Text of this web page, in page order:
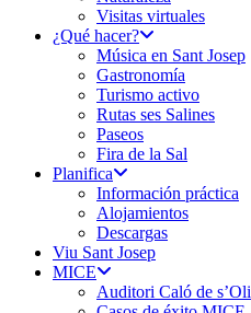
Visitas virtuales
¿Qué hacer?
Música en Sant Josep
Gastronomía
Turismo activo
Rutas ses Salines
Paseos
Fira de la Sal
Planifica
Información práctica
Alojamientos
Descargas
Viu Sant Josep
MICE
Auditori Caló de s’Oli